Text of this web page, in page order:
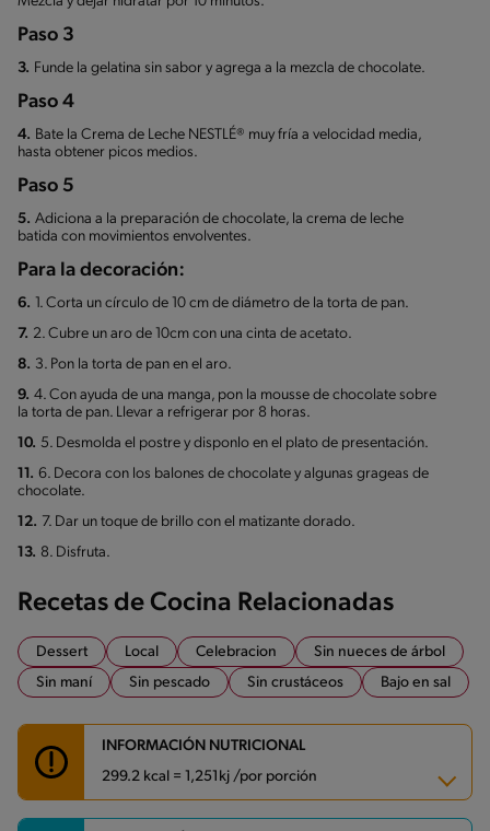
Paso 3
3. Funde la gelatina sin sabor y agrega a la mezcla de chocolate.
Paso 4
4. Bate la Crema de Leche NESTLÉ® muy fría a velocidad media,
hasta obtener picos medios.
Paso 5
5. Adiciona a la preparación de chocolate, la crema de leche
batida con movimientos envolventes.
Para la decoración:
6. 1. Corta un círculo de 10 cm de diámetro de la torta de pan.
7. 2. Cubre un aro de 10cm con una cinta de acetato.
8. 3. Pon la torta de pan en el aro.
9. 4. Con ayuda de una manga, pon la mousse de chocolate sobre
la torta de pan. Llevar a refrigerar por 8 horas.
10. 5. Desmolda el postre y disponlo en el plato de presentación.
11. 6. Decora con los balones de chocolate y algunas grageas de
chocolate.
12. 7. Dar un toque de brillo con el matizante dorado.
13. 8. Disfruta.
Recetas de Cocina Relacionadas
Dessert Local Celebracion
Sin nueces de árbol
Sin maní
Sin pescado Sin crustáceos Bajo en sal
INFORMACIÓN NUTRICIONAL
299.2 kcal = 1,251kj /por porción